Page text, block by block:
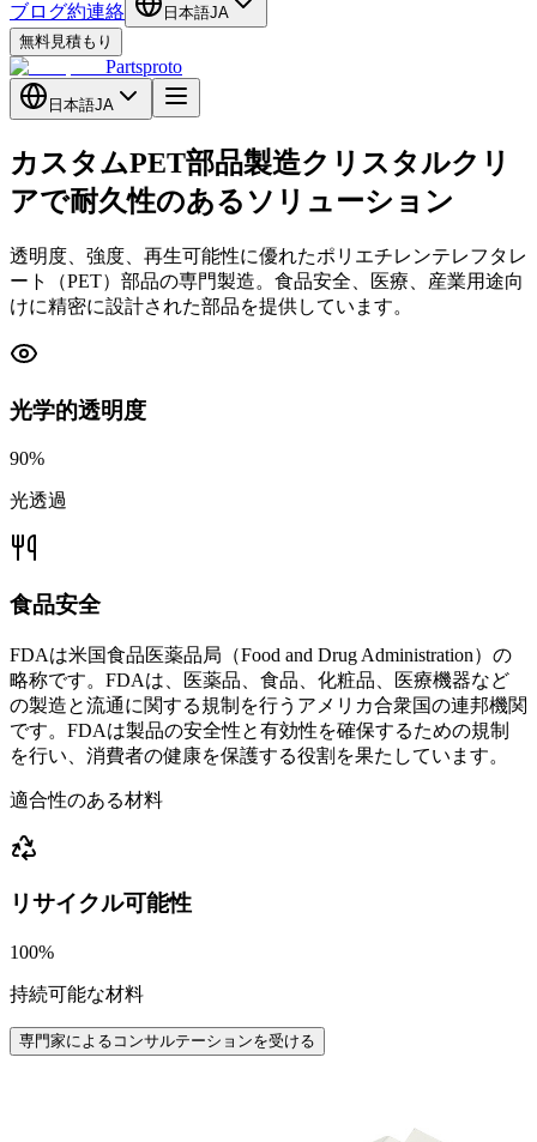
ブログ約連絡 日本語JA
無料見積もり
Partsproto
日本語JA
カスタムPET部品製造クリスタルクリ
アで耐久性のあるソリューション
透明度、強度、再生可能性に優れたポリエチレンテレフタレ
ート（PET）部品の専門製造。食品安全、医療、産業用途向
けに精密に設計された部品を提供しています。
光学的透明度
90%
光透過
食品安全
FDAは米国食品医薬品局（Food and Drug Administration）の
略称です。FDAは、医薬品、食品、化粧品、医療機器など
の製造と流通に関する規制を行うアメリカ合衆国の連邦機関
です。FDAは製品の安全性と有効性を確保するための規制
を行い、消費者の健康を保護する役割を果たしています。
適合性のある材料
リサイクル可能性
100%
持続可能な材料
専門家によるコンサルテーションを受ける